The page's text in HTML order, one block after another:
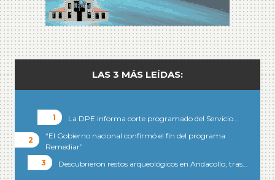
LAS 3 MÁS LEÍDAS:
La DPE informa corte programado del Servicio…
“El Gobierno nacional confirmó el fin del programa
Remediar”
Descubrieron restos arqueológicos en Andacollo, tras…